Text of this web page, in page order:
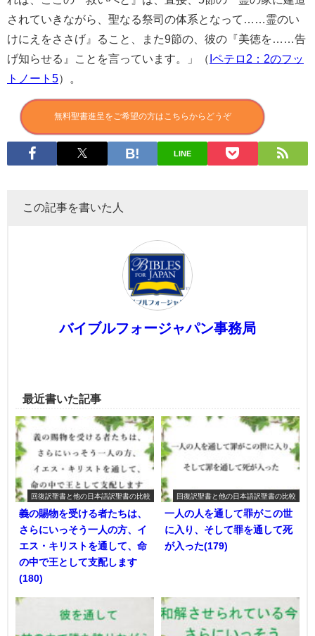
されていきながら、聖なる祭司の体系となって……霊のい
けにえをささげ』ること、また9節の、彼の『美徳を……告
げ知らせる』ことを言っています。」（ Iペテロ2：2のフッ
トノート5）。
無料聖書進呈をご希望の方はこちらからどうぞ
LINE
この記事を書いた人
バイブルフォージャパン事務局
最近書いた記事
回復訳聖書と他の日本語訳聖書の比較
義の賜物を受ける者たちは、
さらにいっそう一人の方、イ
エス・キリストを通して、命
の中で王として支配します
(180)
回復訳聖書と他の日本語訳聖書の比較
一人の人を通して罪がこの世
に入り、そして罪を通して死
が入った(179)